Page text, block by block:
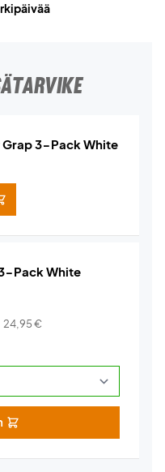
Grap 3-Pack White
Pack White
24,95€